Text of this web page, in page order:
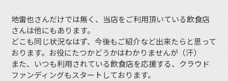
地雷也さんだけでは無く、当店をご利用頂いている飲食店
さんは他にもあります。
どこも同じ状況なはず、今後もご紹介など出来たらと思って
おります。お役にたつかどうかはわかりませんが（汗）
また、いつも利用されている飲食店を応援する、クラウド
ファンディングもスタートしております。